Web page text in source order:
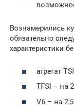
Вознамерились
обязательно
характеристики
агрегат
TFSI – на
V6 – на